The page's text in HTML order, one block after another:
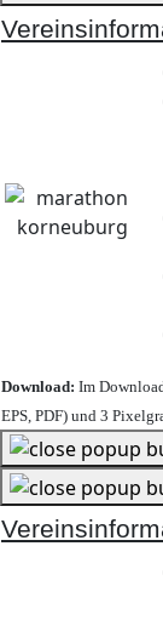
Download: Im
EPS, PDF) und 3